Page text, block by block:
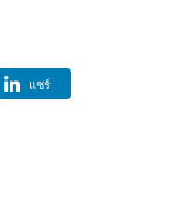
แชร์